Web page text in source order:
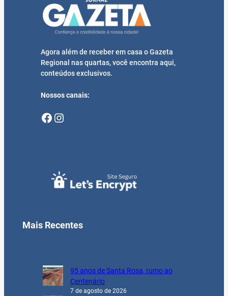
Agora além de receber em casa o Gazeta
Regional nas quartas, você encontra aqui,
conteúdos exclusivos.
Nossos canais:
Facebook Instagram
Mais Recentes
95 anos de Santa Rosa, rumo ao
Centenário
7 de agosto de 2026